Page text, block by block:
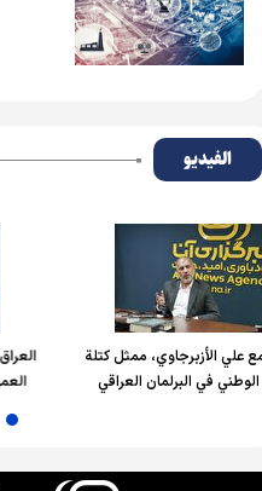
الفیدیو
ممثل كتلة
العراقي
العراق شريك
العمق